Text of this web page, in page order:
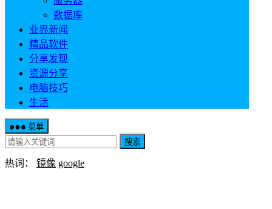
数据库
业界新闻
精品软件
分享发现
资源分享
电脑技巧
生活
菜单
搜索
热词： 镜像 google